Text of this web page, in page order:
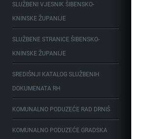
SLUŽBENI VJESNIK ŠIBENSKO-
KNINSKE ŽUPANIJE
SLUŽBENE STRANICE ŠIBENSKO-
KNINSKE ŽUPANIJE
SREDIŠNJI KATALOG SLUŽBENIH
DOKUMENATA RH
KOMUNALNO PODUZEĆE RAD DRNIŠ
KOMUNALNO PODUZEĆE GRADSKA